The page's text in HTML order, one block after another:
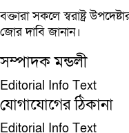
বক্তারা সকলে স্বরাষ্ট্র
জোর দাবি জানান।
সম্পাদক মন্ডলী
Editorial Info Text
যোগাযোগের ঠিকানা
Editorial Info Text